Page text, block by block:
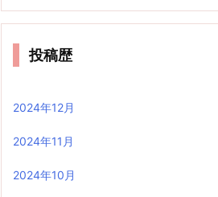
投稿歴
2024年12月
2024年11月
2024年10月